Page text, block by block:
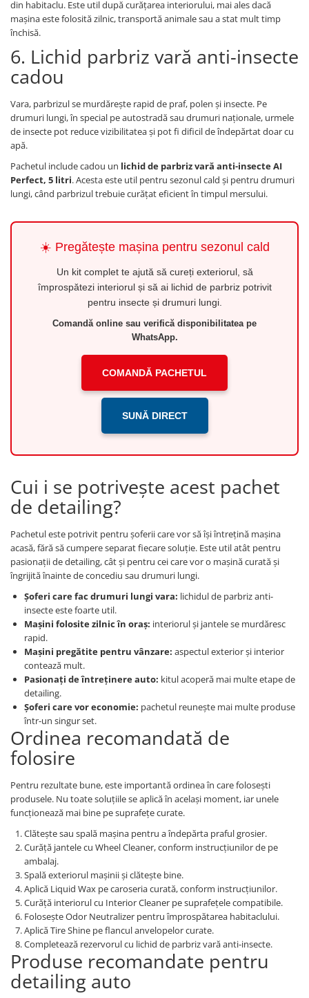
din habitaclu. Este util după curățarea interiorului, mai ales dacă
mașina este folosită zilnic, transportă animale sau a stat mult timp
închisă.
6. Lichid parbriz vară anti-insecte
cadou
Vara, parbrizul se murdărește rapid de praf, polen și insecte. Pe
drumuri lungi, în special pe autostradă sau drumuri naționale, urmele
de insecte pot reduce vizibilitatea și pot fi dificil de îndepărtat doar cu
apă.
Pachetul include cadou un lichid de parbriz vară anti-insecte AI
Perfect, 5 litri. Acesta este util pentru sezonul cald și pentru drumuri
lungi, când parbrizul trebuie curățat eficient în timpul mersului.
☀️ Pregătește mașina pentru sezonul cald
Un kit complet te ajută să cureți exteriorul, să
împrospătezi interiorul și să ai lichid de parbriz potrivit
pentru insecte și drumuri lungi.
Comandă online sau verifică disponibilitatea pe
WhatsApp.
COMANDĂ PACHETUL
SUNĂ DIRECT
Cui i se potrivește acest pachet
de detailing?
Pachetul este potrivit pentru șoferii care vor să își întrețină mașina
acasă, fără să cumpere separat fiecare soluție. Este util atât pentru
pasionații de detailing, cât și pentru cei care vor o mașină curată și
îngrijită înainte de concediu sau drumuri lungi.
Șoferi care fac drumuri lungi vara: lichidul de parbriz anti-
insecte este foarte util.
Mașini folosite zilnic în oraș: interiorul și jantele se murdăresc
rapid.
Mașini pregătite pentru vânzare: aspectul exterior și interior
contează mult.
Pasionați de întreținere auto: kitul acoperă mai multe etape de
detailing.
Șoferi care vor economie: pachetul reunește mai multe produse
într-un singur set.
Ordinea recomandată de
folosire
Pentru rezultate bune, este importantă ordinea în care folosești
produsele. Nu toate soluțiile se aplică în același moment, iar unele
funcționează mai bine pe suprafețe curate.
Clătește sau spală mașina pentru a îndepărta praful grosier.
Curăță jantele cu Wheel Cleaner, conform instrucțiunilor de pe
ambalaj.
Spală exteriorul mașinii și clătește bine.
Aplică Liquid Wax pe caroseria curată, conform instrucțiunilor.
Curăță interiorul cu Interior Cleaner pe suprafețele compatibile.
Folosește Odor Neutralizer pentru împrospătarea habitaclului.
Aplică Tire Shine pe flancul anvelopelor curate.
Completează rezervorul cu lichid de parbriz vară anti-insecte.
Produse recomandate pentru
detailing auto